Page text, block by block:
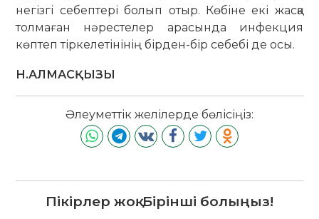
негізгі себептері болып отыр. Көбіне екі жасқа
толмаған нәрестелер арасында ин­фекция
көптеп тіркелетінінің бірден-бір себебі де осы.
Н.АЛМАСҚЫЗЫ
Әлеуметтік желілерде бөлісіңіз:
Пікірлер жоқ. Бірінші болыңыз!